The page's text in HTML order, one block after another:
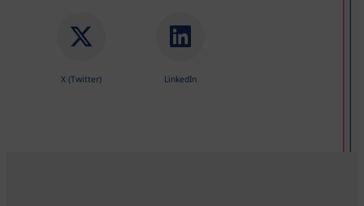
X (Twitter) LinkedIn